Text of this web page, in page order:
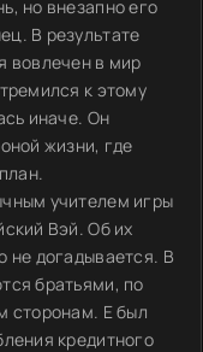
но внезапно его
В результате
вовлечен в мир
к этому
иначе. Он
жизни, где
учителем игры
Вэй. Об их
не догадывается. В
братьями, по
сторонам. Е был
кредитного